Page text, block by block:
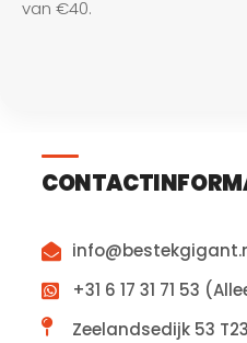
van €40.
+31 6 17 31 71 53
Zeelandsedijk 53 T23